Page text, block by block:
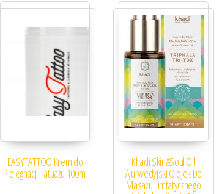
EASYTATTOO Krem do
Pielęgnacji Tatuażu 100ml
Khadi Skin&Soul Oil
Ajurwedyjski Olejek Do
Masażu Limfatycznego